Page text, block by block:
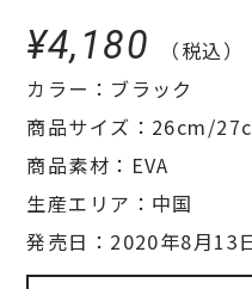
¥4,180
（税込）
カラー：ブラック
商品サイズ：26cm/
商品素材：EVA
生産エリア：中国
発売日：2020年8月13